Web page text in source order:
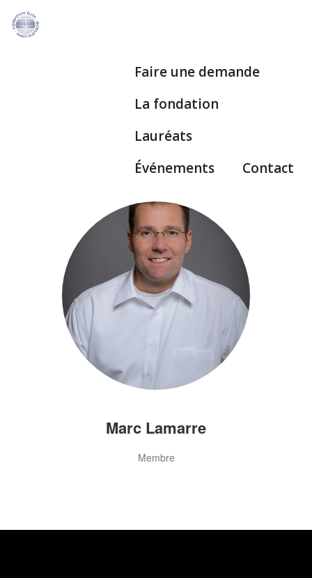
Faire une demande
La fondation
Lauréats
Événements
Contact
Marc Lamarre
Membre